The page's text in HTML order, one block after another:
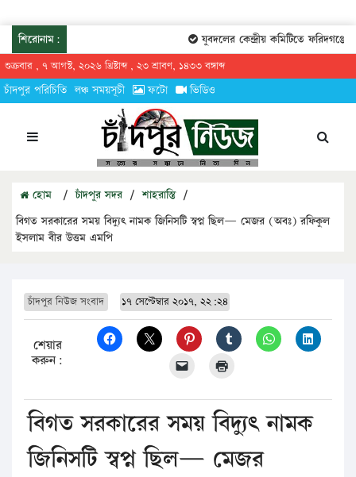
শিরোনাম: যুবদলের কেন্দ্রীয় কমিটিতে ফরিদগঞ্জের
শুক্রবার , ৭ আগস্ট, ২০২৬ খ্রিষ্টাব্দ , ২৩ শ্রাবণ, ১৪৩৩ বঙ্গাব্দ
চাঁদপুর পরিচিতি লঞ্চ সময়সূচী ফটো ভিডিও
হোম / চাঁদপুর সদর / শাহরাস্তি /
বিগত সরকারের সময় বিদ্যুৎ নামক জিনিসটি স্বপ্ন ছিল— মেজর (অবঃ) রফিকুল
ইসলাম বীর উত্তম এমপি
চাঁদপুর নিউজ সংবাদ ১৭ সেপ্টেম্বার ২০১৭, ২২:২৪
শেয়ার
করুন:
বিগত সরকারের সময় বিদ্যুৎ নামক
জিনিসটি স্বপ্ন ছিল— মেজর